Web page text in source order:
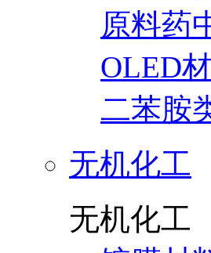
原料药
OLED
二苯胺
无机化工
无机化工